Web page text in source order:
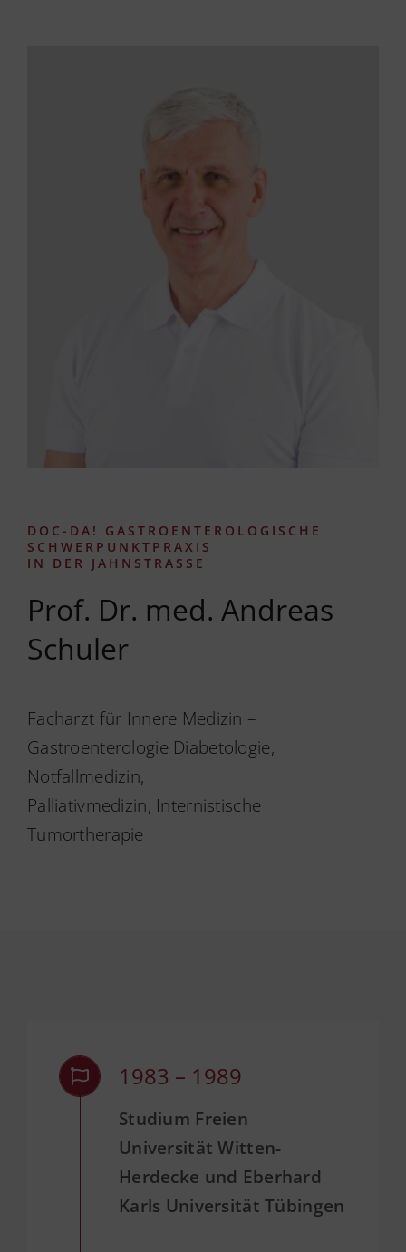
DOC-DA! GASTROENTEROLOGISCHE
SCHWERPUNKTPRAXIS
IN DER JAHNSTRASSE
Prof. Dr. med. Andreas
Schuler
Facharzt für Innere Medizin –
Gastroenterologie Diabetologie,
Notfallmedizin,
Palliativmedizin, Internistische
Tumortherapie
1983 – 1989
Studium Freien
Universität Witten-
Herdecke und Eberhard
Karls Universität Tübingen